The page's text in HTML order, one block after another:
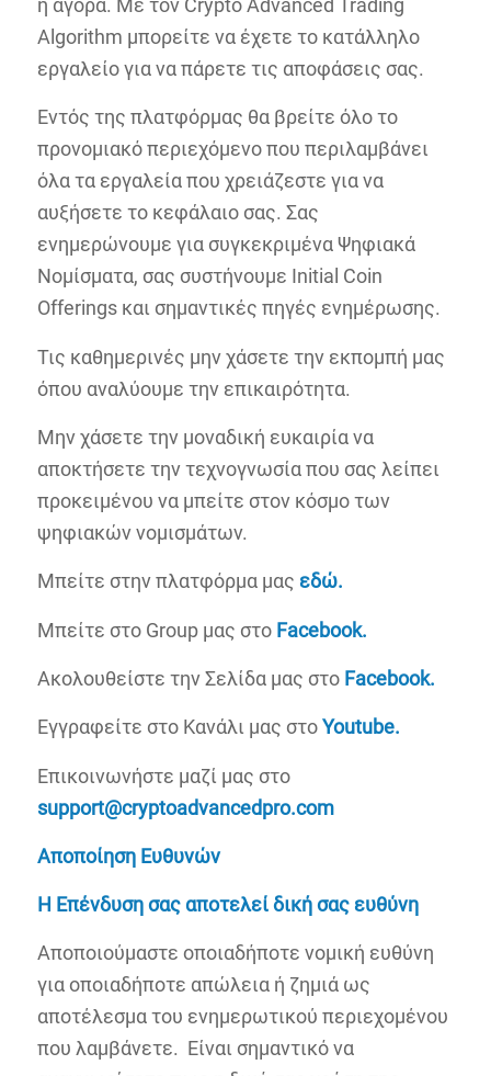
η αγορά. Με τον Crypto Advanced Trading
Algorithm μπορείτε να έχετε το κατάλληλο
εργαλείο για να πάρετε τις αποφάσεις σας.
Εντός της πλατφόρμας θα βρείτε όλο το
προνομιακό περιεχόμενο που περιλαμβάνει
όλα τα εργαλεία που χρειάζεστε για να
αυξήσετε το κεφάλαιο σας. Σας
ενημερώνουμε για συγκεκριμένα Ψηφιακά
Νομίσματα, σας συστήνουμε Initial Coin
Offerings και σημαντικές πηγές ενημέρωσης.
Τις καθημερινές μην χάσετε την εκπομπή μας
όπου αναλύουμε την επικαιρότητα.
Μην χάσετε την μοναδική ευκαιρία να
αποκτήσετε την τεχνογνωσία που σας λείπει
προκειμένου να μπείτε στον κόσμο των
ψηφιακών νομισμάτων.
Μπείτε στην πλατφόρμα μας εδώ.
Μπείτε στο Group μας στο Facebook.
Ακολουθείστε την Σελίδα μας στο Facebook.
Εγγραφείτε στο Κανάλι μας στοYoutube.
Επικοινωνήστε μαζί μας στο
support@cryptoadvancedpro.com
Αποποίηση Ευθυνών
Η Επένδυση σας αποτελεί δική σας ευθύνη
Αποποιούμαστε οποιαδήποτε νομική ευθύνη
για οποιαδήποτε απώλεια ή ζημιά ως
αποτέλεσμα του ενημερωτικού περιεχομένου
που λαμβάνετε. Είναι σημαντικό να